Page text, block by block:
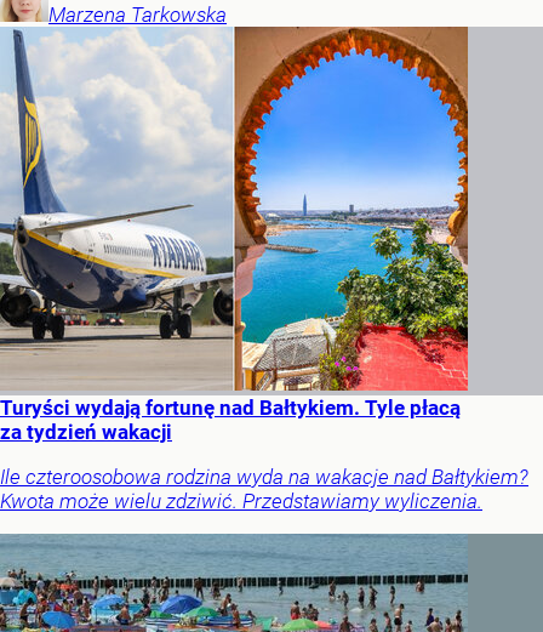
Marzena Tarkowska
Turyści wydają fortunę nad Bałtykiem. Tyle płacą
za tydzień wakacji
Ile czteroosobowa rodzina wyda na wakacje nad Bałtykiem?
Kwota może wielu zdziwić. Przedstawiamy wyliczenia.